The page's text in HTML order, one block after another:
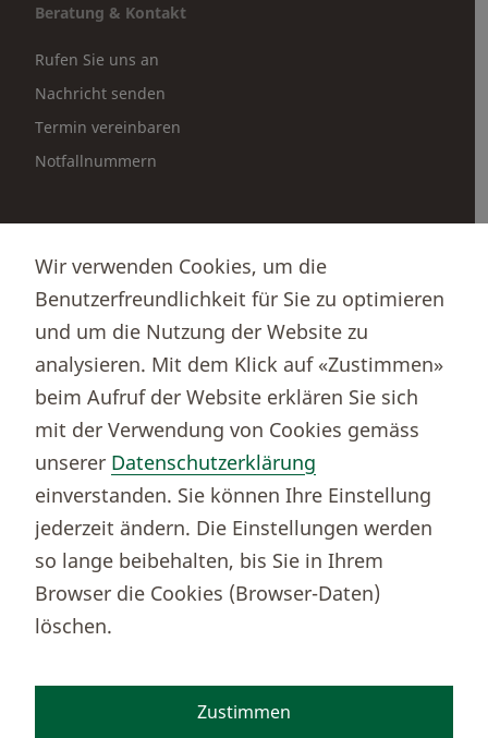
Beratung & Kontakt
Rufen Sie uns an
Nachricht senden
Termin vereinbaren
Notfallnummern
Börsenportal Yourmoney
Thurgauer Kantonalbank
Bankenclearingnr.
784
BIC (SWIFT)
KBTGCH22
Weitere TKB Nummern
Rechtliche Hinweise
Barrierefreiheit
Cookie-Einstellungen
FacebookInstagram
TikTokYoutube
Wir verwenden Cookies, um die
Benutzerfreundlichkeit für Sie zu optimieren
und um die Nutzung der Website zu
analysieren. Mit dem Klick auf «Zustimmen»
beim Aufruf der Website erklären Sie sich
mit der Verwendung von Cookies gemäss
unserer Datenschutzerklärung
einverstanden. Sie können Ihre Einstellung
jederzeit ändern. Die Einstellungen werden
so lange beibehalten, bis Sie in Ihrem
Browser die Cookies (Browser-Daten)
löschen.
Zustimmen